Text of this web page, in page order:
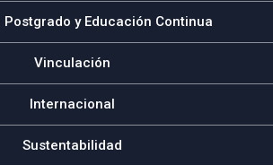
Postgrado y Educación Continua
Vinculación
Internacional
Sustentabilidad